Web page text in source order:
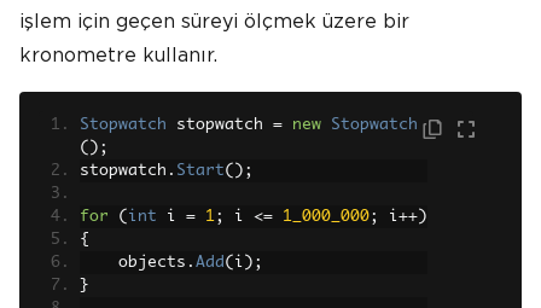
işlem için geçen süreyi ölçmek üzere bir
kronometre kullanır.
Stopwatch stopwatch = new
Stopwatch
();
stopwatch . Start();
for ( int i = 1; i <= 1_000_000; i++)
{
    objects
. Add ( i );
}